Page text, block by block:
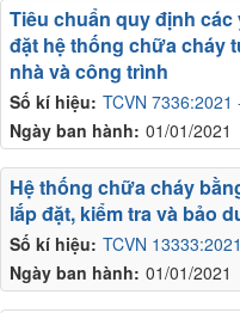
Số kí hiệu: TCVN 7336:2021
Ngày ban hành: 01/01/2021
Tiêu chuẩn quy định
đặt hệ thống chữa cháy
nhà và công trình
Số kí hiệu: TCVN
Ngày ban hành: 01/01/2021
Hệ thống chữa cháy
lắp đặt, kiểm tra và bảo